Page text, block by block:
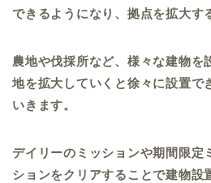
できるようになり、拠点を拡大す
農地や伐採所など、様々な建物を
地を拡大していくと徐々に設置で
いきます。
デイリーのミッションや期間限定
ションをクリアすることで建物設